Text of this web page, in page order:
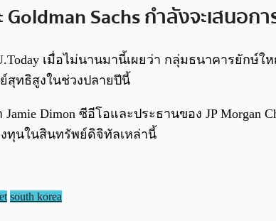
Goldman Sachs กำลังจะเสนอก
เมื่อไม่นานมานี้เผยว่า กลุ่มธนาคารยักษ์ใ
ทธิสูงในช่วงปลายปีนี้
Dimon ซีอีโอและประธานของ JP
ทุนในสินทรัพย์ดิจิทัลเหล่านี้
south korea